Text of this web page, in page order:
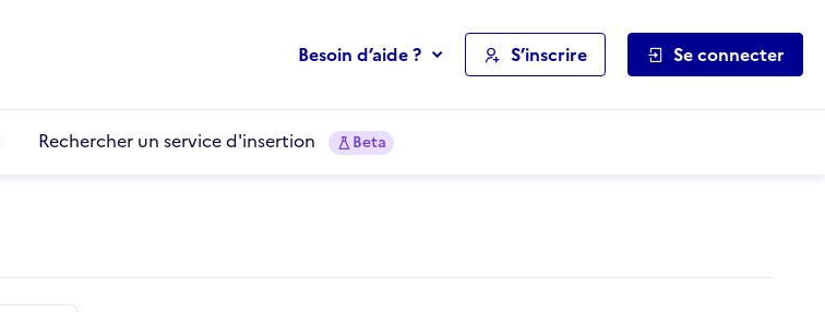
Besoin d’aide ? S’inscrire Se connecter
Rechercher un service d'insertion Beta